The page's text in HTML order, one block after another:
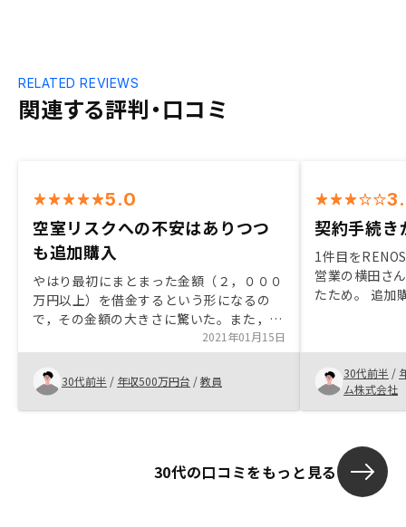
関連する評判・口コミ
RELATED REVIEWS
5.0
空室リスクへの不安はありつつ
も追加購入
やはり最初にまとまった金額（２，０００
万円以上）を借金するという形になるの
で，その金額の大きさに驚いた。また，リ
スクの一つである空室になったらという不
安があった。確定申告を行う。
2021年01月15日
30代前半 / 年収500万円台 /教員
契約手続き
1件目を
営業の横田さ
たため。 追加
圧倒的に手続
が高いと思う
1000円強だっ
点だった。営
取れたかと思
30代前半 /
ム株式会社
30代の口コミをもっと見る